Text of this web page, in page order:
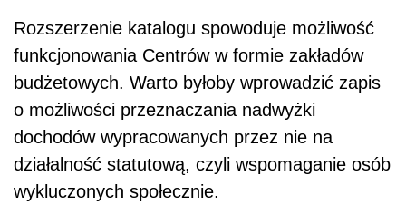
Rozszerzenie katalogu spowoduje możliwość
funkcjonowania Centrów w formie zakładów
budżetowych. Warto byłoby wprowadzić zapis
o możliwości przeznaczania nadwyżki
dochodów wypracowanych przez nie na
działalność statutową, czyli wspomaganie osób
wykluczonych społecznie.